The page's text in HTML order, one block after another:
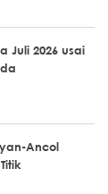
Juli 2026 usai
Ancol